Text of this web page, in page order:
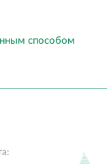
способом